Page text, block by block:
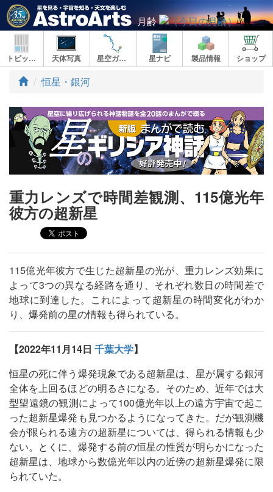
月齢
トピックス 天体写真 星空ガイド 星ナビ 製品情報 ショップ
ト
プ
恒星・銀河
重力レンズで時間差観測、115億光年
彼方の超新星
115億光年彼方で生じた超新星の光が、重力レンズ効果に
よって3つの異なる経路を通り、それぞれ数日の時間差で
地球に到達した。これによって超新星の時間変化がわか
り、爆発前の星の情報も得られている。
【2022年11月14日 千葉大学】
恒星の死に伴う爆発現象である超新星は、星が属する銀河
全体を上回るほどの明るさになる。そのため、近年では大
型望遠鏡の観測によって100億光年以上の遠方宇宙で起こ
った超新星爆発も見つかるようになってきた。だが観測機
会が限られる遠方の超新星については、得られる情報も少
ない。とくに、爆発する前の恒星の性質が明らかになった
超新星は、地球から数億光年以内の近傍の超新星爆発に限
られていた。